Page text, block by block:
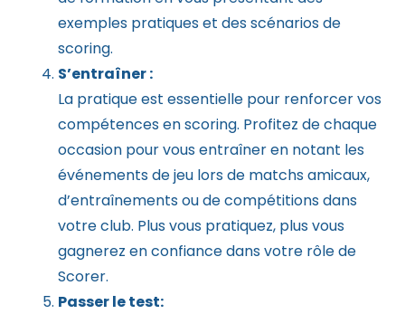
exemples pratiques et des scénarios de
scoring.
S’entraîner :
La pratique est essentielle pour renforcer vos
compétences en scoring. Profitez de chaque
occasion pour vous entraîner en notant les
événements de jeu lors de matchs amicaux,
d’entraînements ou de compétitions dans
votre club. Plus vous pratiquez, plus vous
gagnerez en confiance dans votre rôle de
Scorer.
Passer le test: